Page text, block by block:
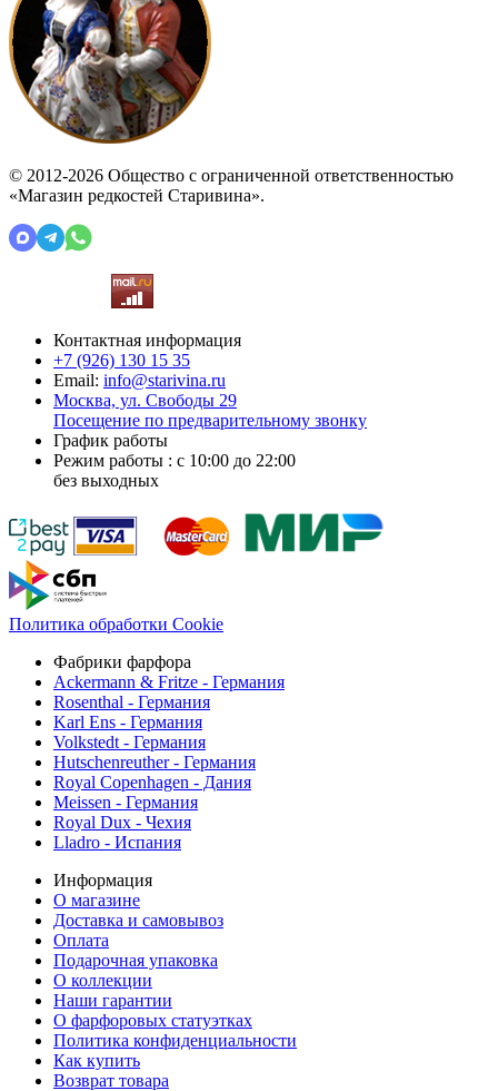
© 2012-2026 Общество с ограниченной ответственностью
«Магазин редкостей Старивина».
Контактная информация
+7 (926) 130 15 35
Email: info@starivina.ru
Москва, ул. Свободы 29
Посещение по предварительному звонку
График работы
Режим работы : с 10:00 до 22:00
без выходных
Политика обработки Cookie
Фабрики фарфора
Ackermann & Fritze - Германия
Rosenthal - Германия
Karl Ens - Германия
Volkstedt - Германия
Hutschenreuther - Германия
Royal Copenhagen - Дания
Meissen - Германия
Royal Dux - Чехия
Lladro - Испания
Информация
О магазине
Доставка и самовывоз
Оплата
Подарочная упаковка
О коллекции
Наши гарантии
О фарфоровых статуэтках
Политика конфиденциальности
Как купить
Возврат товара